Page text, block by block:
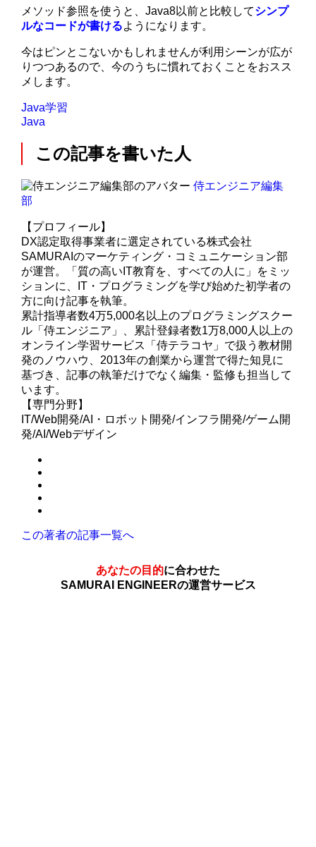
メソッド参照を使うと、Java8以前と比較してシンプ
ルなコードが書けるようになります。
今はピンとこないかもしれませんが利用シーンが広が
りつつあるので、今のうちに慣れておくことをおスス
メします。
Java学習
Java
この記事を書いた人
侍エンジニア編集
部
【プロフィール】
DX認定取得事業者に選定されている株式会社
SAMURAIのマーケティング・コミュニケーション部
が運営。「質の高いIT教育を、すべての人に」をミッ
ションに、IT・プログラミングを学び始めた初学者の
方に向け記事を執筆。
累計指導者数4万5,000名以上のプログラミングスクー
ル「侍エンジニア」、累計登録者数1万8,000人以上の
オンライン学習サービス「侍テラコヤ」で扱う教材開
発のノウハウ、2013年の創業から運営で得た知見に
基づき、記事の執筆だけでなく編集・監修も担当して
います。
【専門分野】
IT/Web開発/AI・ロボット開発/インフラ開発/ゲーム開
発/AI/Webデザイン
この著者の記事一覧へ
あなたの目的に合わせた
SAMURAI ENGINEERの運営サービス